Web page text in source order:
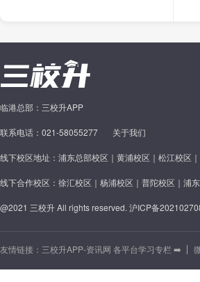
临港总部：三校升APP
联系电话：021-58055277 关于我们
线下校区地址：浦东总部校区｜黄浦校区｜松江校区
线下合作校区：徐汇校区｜杨浦校区｜普陀校区｜浦
@2021 三校升 All rights reserved. 沪ICP备
友情链接： 三校升APP-资讯网 各平台学习专栏 ➡️